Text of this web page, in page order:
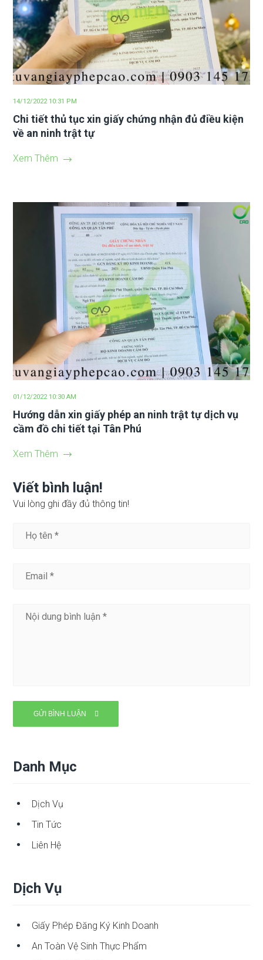
14/12/2022 10:31 PM
Chi tiết thủ tục xin giấy chứng nhận đủ điều kiện
về an ninh trật tự
Xem Thêm
01/12/2022 10:30 AM
Hướng dẫn xin giấy phép an ninh trật tự dịch vụ
cầm đồ chi tiết tại Tân Phú
Xem Thêm
Viết bình luận!
Vui lòng ghi đầy đủ thông tin!
Danh Mục
Dịch Vụ
Tin Tức
Liên Hệ
Dịch Vụ
Giấy Phép Đăng Ký Kinh Doanh
An Toàn Vệ Sinh Thực Phẩm